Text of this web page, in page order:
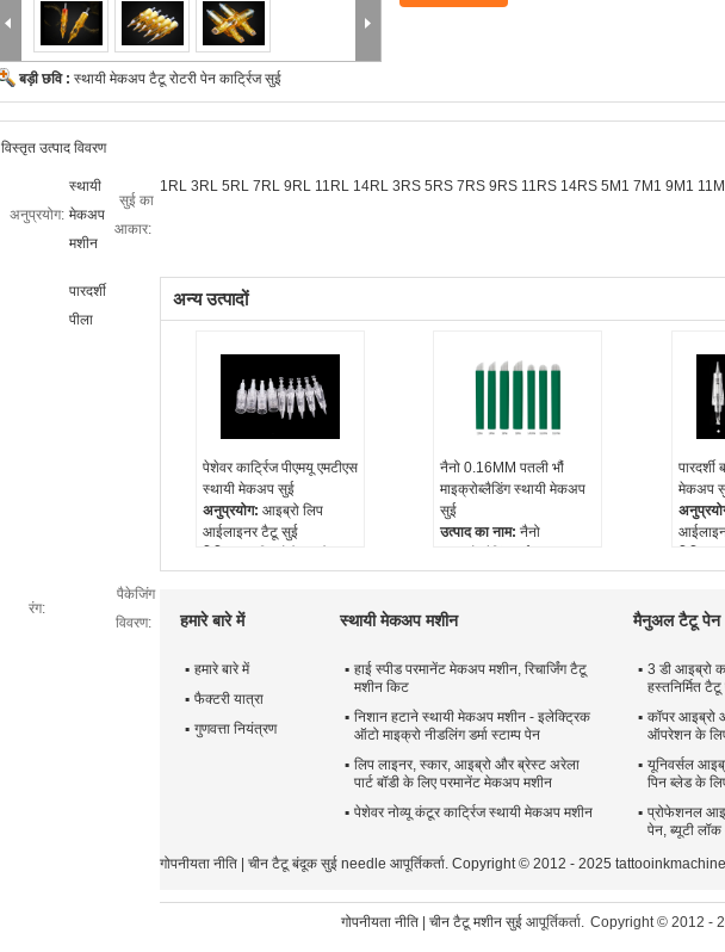
बड़ी छवि : स्थायी मेकअप टैटू रोटरी पेन कार्ट्रिज सुई
विस्तृत उत्पाद विवरण
अनुप्रयोग:
स्थायी
मेकअप
मशीन
सुई का
आकार:
1RL 3RL 5RL 7RL 9RL 11RL 14RL 3RS 5RS 7RS 9RS 11RS 14RS 5M1 7M1 9M1
रंग:
पारदर्शी
पीला
पैकेजिंग
विवरण:
अन्य उत्पादों
पेशेवर कार्ट्रिज पीएमयू एमटीएस
स्थायी मेकअप सुई
अनुप्रयोग: आइब्रो लिप
आईलाइनर टैटू सुई
एक ही उपयोग के लिए
1R/1R/3R/5R/5F/7F/12Pins/16Pins/
वर्ग Microneedle
नैनो 0.16MM पतली भौं
माइक्रोब्लैडिंग स्थायी मेकअप
सुई
उत्पाद का नाम:नैनो
के लिए उपयोग:मैनुअल टैटू पेन
सुई का व्यास:
मेकअप
एक ही
1R/1R/
हमारे बारे में
हमारे बारे में
फैक्टरी यात्रा
गुणवत्ता नियंत्रण
स्थायी मेकअप मशीन
हाई स्पीड परमानेंट मेकअप मशीन, रिचार्जिंग टैटू
मशीन किट
निशान हटाने स्थायी मेकअप मशीन - इलेक्ट्रिक
ऑटो माइक्रो नीडलिंग डर्मा स्टाम्प पेन
लिप लाइनर, स्कार, आइब्रो और ब्रेस्ट अरेला
पार्ट बॉडी के लिए परमानेंट मेकअप मशीन
पेशेवर नोव्यू कंटूर कार्ट्रिज स्थायी मेकअप मशीन
मैनुअल टैटू पेन
3 डी आइब्रो
हस्तनिर्मित
कॉपर
ऑपरेशन के
यूनिवर्सल
पिन ब्लेड के
प्रोफेशनल
पेन, ब्यूटी लॉक
गोपनीयता नीति
चीन टैटू बंदूक सुई needle आपूर्तिकर्ता. Copyright © 2012 - 2025
गोपनीयता नीति| चीन टैटू मशीन सुईआपूर्तिकर्ता. Copyright © 2012 -